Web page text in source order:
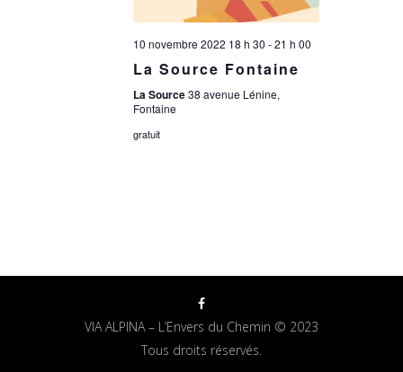
10 novembre 2022 18 h 30 -21 h 00
La Source Fontaine
La Source38 avenue Lénine,
Fontaine
gratuit
VIA ALPINA – L’Envers du Chemin © 2023
Tous droits réservés.